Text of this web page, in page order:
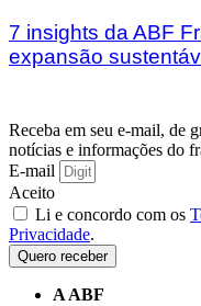
7 insights da ABF
expansão
Receba em seu e-mail, de
notícias e informações do
E-mail
Aceito
Li e concordo com os
Privacidade.
Quero receber
A ABF